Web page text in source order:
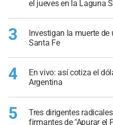
el jueves en la Laguna
3
Investigan la muerte
Santa Fe
4
En vivo: así cotiza el
Argentina
5
Tres dirigentes
firmantes de "Apurar el